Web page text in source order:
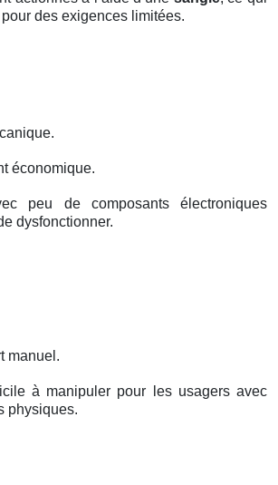
des exigences limitées.
économique.
peu de composants électroniques
dysfonctionner.
manuel.
à manipuler pour les usagers avec
physiques.